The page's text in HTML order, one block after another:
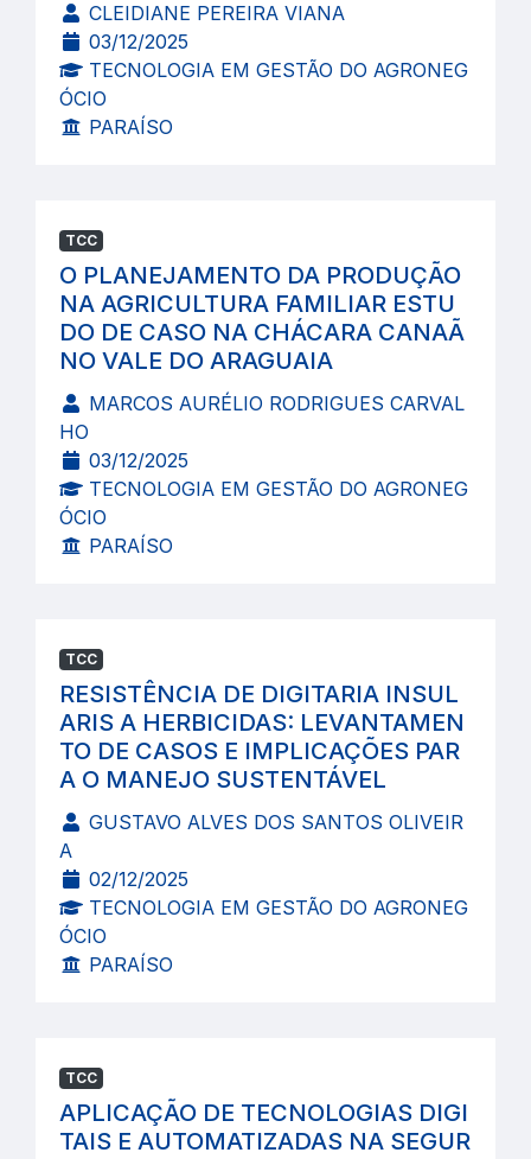
CLEIDIANE PEREIRA VIANA
03/12/2025
TECNOLOGIA EM GESTÃO DO AGRONEG
ÓCIO
PARAÍSO
TCC
O PLANEJAMENTO DA PRODUÇÃO
NA AGRICULTURA FAMILIAR ESTU
DO DE CASO NA CHÁCARA CANAÃ
NO VALE DO ARAGUAIA
MARCOS AURÉLIO RODRIGUES CARVAL
HO
03/12/2025
TECNOLOGIA EM GESTÃO DO AGRONEG
ÓCIO
PARAÍSO
TCC
RESISTÊNCIA DE DIGITARIA INSUL
ARIS A HERBICIDAS: LEVANTAMEN
TO DE CASOS E IMPLICAÇÕES PAR
A O MANEJO SUSTENTÁVEL
GUSTAVO ALVES DOS SANTOS OLIVEIR
A
02/12/2025
TECNOLOGIA EM GESTÃO DO AGRONEG
ÓCIO
PARAÍSO
TCC
APLICAÇÃO DE TECNOLOGIAS DIGI
TAIS E AUTOMATIZADAS NA SEGUR